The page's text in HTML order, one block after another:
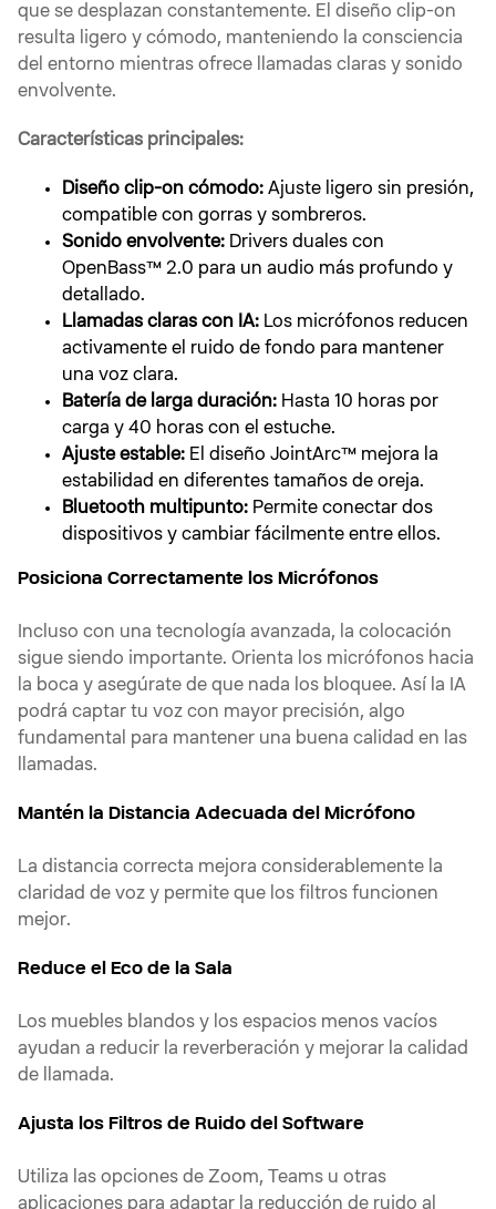
que se desplazan constantemente. El diseño clip-on
resulta ligero y cómodo, manteniendo la consciencia
del entorno mientras ofrece llamadas claras y sonido
envolvente.
Características principales:
Diseño clip-on cómodo: Ajuste ligero sin presión,
compatible con gorras y sombreros.
Sonido envolvente: Drivers duales con
OpenBass™ 2.0 para un audio más profundo y
detallado.
Llamadas claras con IA: Los micrófonos reducen
activamente el ruido de fondo para mantener
una voz clara.
Batería de larga duración: Hasta 10 horas por
carga y 40 horas con el estuche.
Ajuste estable: El diseño JointArc™ mejora la
estabilidad en diferentes tamaños de oreja.
Bluetooth multipunto: Permite conectar dos
dispositivos y cambiar fácilmente entre ellos.
Posiciona Correctamente los Micrófonos
Incluso con una tecnología avanzada, la colocación
sigue siendo importante. Orienta los micrófonos hacia
la boca y asegúrate de que nada los bloquee. Así la IA
podrá captar tu voz con mayor precisión, algo
fundamental para mantener una buena calidad en las
llamadas.
Mantén la Distancia Adecuada del Micrófono
La distancia correcta mejora considerablemente la
claridad de voz y permite que los filtros funcionen
mejor.
Reduce el Eco de la Sala
Los muebles blandos y los espacios menos vacíos
ayudan a reducir la reverberación y mejorar la calidad
de llamada.
Ajusta los Filtros de Ruido del Software
Utiliza las opciones de Zoom, Teams u otras
aplicaciones para adaptar la reducción de ruido al